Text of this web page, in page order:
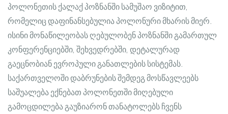
პოლონეთის ქალაქ პოზნანში სამუშაო ვიზიტით,
რომელიც დაფინანსებულია პოლონური მხარის მიერ.
ისინი მონაწილეობას ღებულობენ პოზნანში გამართულ
კონფერენციებში, შეხვედრებში, დეტალურად
გაეცნობიან ევროპული განათლების სისტემას.
საქართველოში დაბრუნების შემდეგ მოსწავლეებს
საშუალება ექნებათ პოლონეთში მიღებული
გამოცდილება გაუზიარონ თანატოლებს ჩვენს